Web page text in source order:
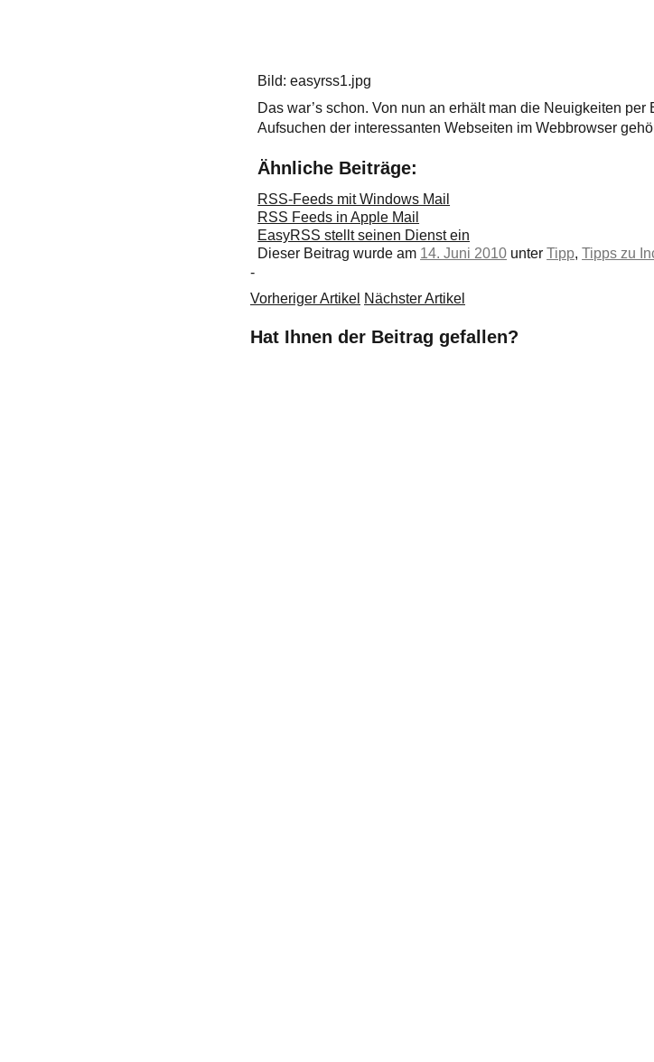
Bild: easyrss1.jpg
Das war’s schon. Von nun an erhält man die Neuigkeiten
Aufsuchen der interessanten Webseiten im Webbrowser
Ähnliche Beiträge:
RSS-Feeds mit Windows Mail
RSS Feeds in Apple Mail
EasyRSS stellt seinen Dienst ein
Dieser Beitrag wurde am 14. Juni 2010 unterTipp,Tipps zu
-
Vorheriger Artikel Nächster Artikel
Hat Ihnen der Beitrag gefallen?